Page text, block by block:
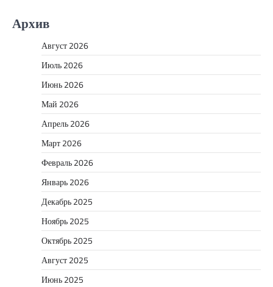
Архив
Август 2026
Июль 2026
Июнь 2026
Май 2026
Апрель 2026
Март 2026
Февраль 2026
Январь 2026
Декабрь 2025
Ноябрь 2025
Октябрь 2025
Август 2025
Июнь 2025